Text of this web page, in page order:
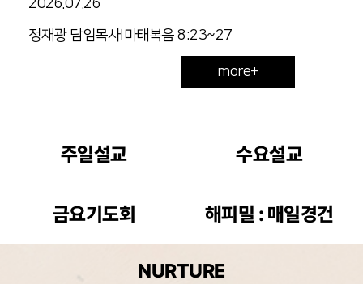
2026.07.26
정재광 담임목사| 마태복음 8:23~27
more+
주일설교 수요설교
금요기도회 해피밀 : 매일경건
NURTURE